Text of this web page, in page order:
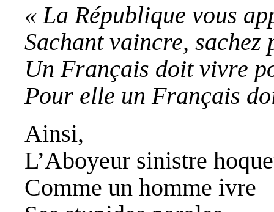
« La République vous
Sachant vaincre, sachez
Un Français doit vivre
Pour elle un Français
Ainsi,
L’Aboyeur sinistre
Comme un homme ivre